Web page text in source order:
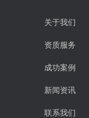
关于我们
资质服务
成功案例
新闻资讯
联系我们